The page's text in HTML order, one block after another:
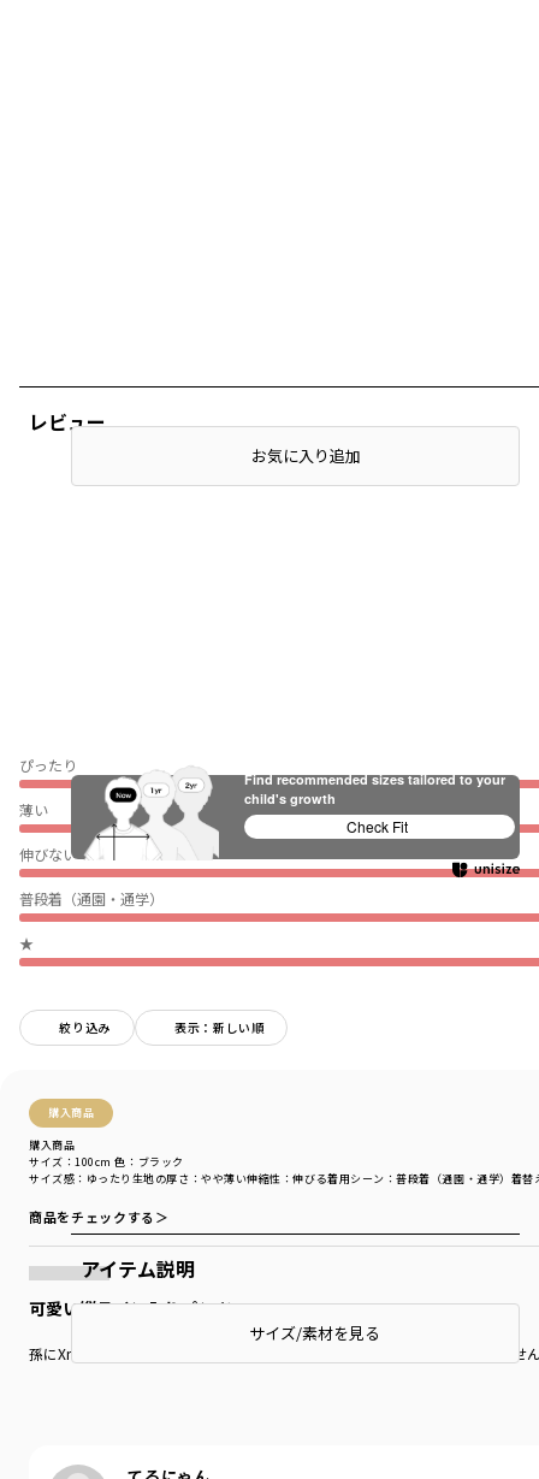
レビュー
ぴったり
薄い
伸びない
普段着（通園・通学）
★
絞り込み 表示：新しい順
購入商品
購入商品
サイズ感 ：ゆったり 生地の厚さ ：やや薄い伸縮性 ：伸びる着用シーン ：普段着（通園・通学） 着替
サイズ：100cm 色：ブラック
商品をチェックする＞
可愛い縦ライン入りパンツ
孫にXmasプレゼントの一つとして購入しました。なので、まだ届けていま
お気に入り追加
アイテム説明
サイズ/素材を見る
Find recommended sizes tailored to your
child's growth
Check Fit